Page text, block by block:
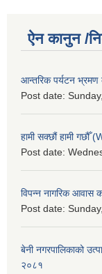
ऐन कानुन /
आन्तरिक पर्यटन भ्रमण
Post date:
हामी सक्छौं हामी गछौँ
Post date:
विपन्न नागरिक आवास
Post date:
बेनी नगरपालिकाको
२०८१